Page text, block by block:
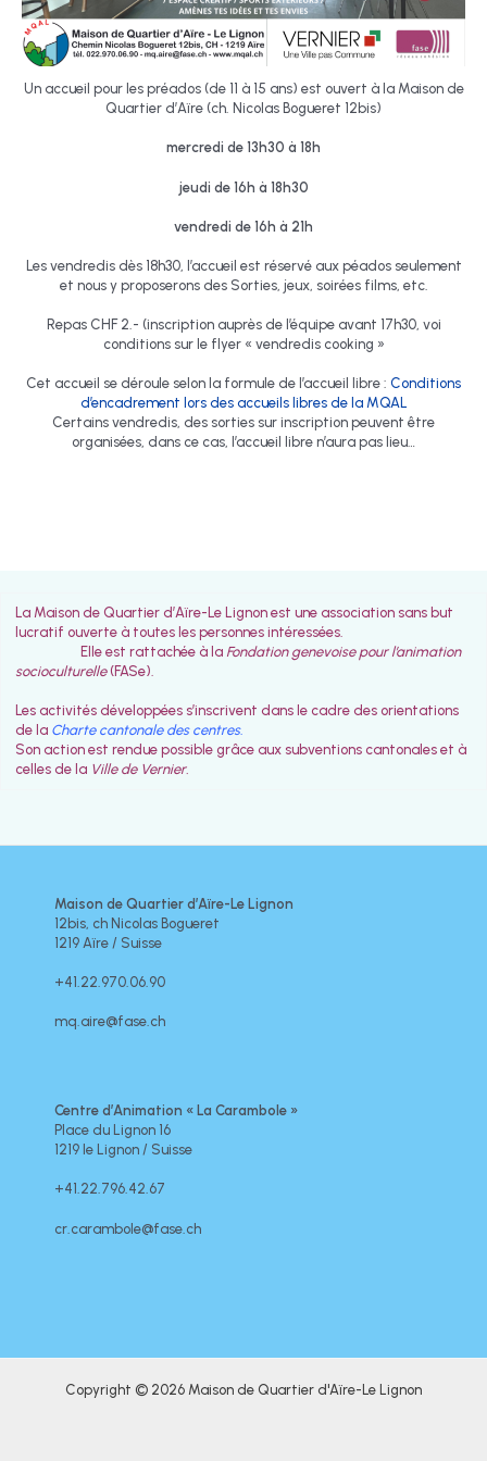
Un accueil pour les préados (de 11 à 15 ans) est ouvert à la Maison de
Quartier d’Aïre (ch. Nicolas Bogueret 12bis)
mercredi de 13h30 à 18h
jeudi de 16h à 18h30
vendredi de 16h à 21h
Les vendredis dès 18h30, l’accueil est réservé aux péados seulement
et nous y proposerons des Sorties, jeux, soirées films, etc.
Repas CHF 2.- (inscription auprès de l’équipe avant 17h30, voi
conditions sur le flyer « vendredis cooking »
Cet accueil se déroule selon la formule de l’accueil libre : Conditions
d’encadrement lors des accueils libres de la MQAL
Certains vendredis, des sorties sur inscription peuvent être
organisées, dans ce cas, l’accueil libre n’aura pas lieu…
La Maison de Quartier d’Aïre-Le Lignon est une association sans but
lucratif ouverte à toutes les personnes intéressées.
Elle est rattachée à la Fondation genevoise pour l’animation
socioculturelle(FASe).
Les activités développées s’inscrivent dans le cadre des orientations
de la Charte cantonale des centres.
Son action est rendue possible grâce aux subventions cantonales et à
celles de la Ville de Vernier.
Maison de Quartier d’Aïre-Le Lignon
12bis, ch Nicolas Bogueret
1219 Aïre / Suisse
+41.22.970.06.90
mq.aire@fase.ch
Centre d’Animation « La Carambole »
Place du Lignon 16
1219 le Lignon / Suisse
+41.22.796.42.67
cr.carambole@fase.ch
Copyright © 2026 Maison de Quartier d'Aïre-Le Lignon